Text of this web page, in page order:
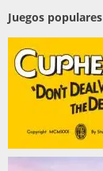
Juegos populares